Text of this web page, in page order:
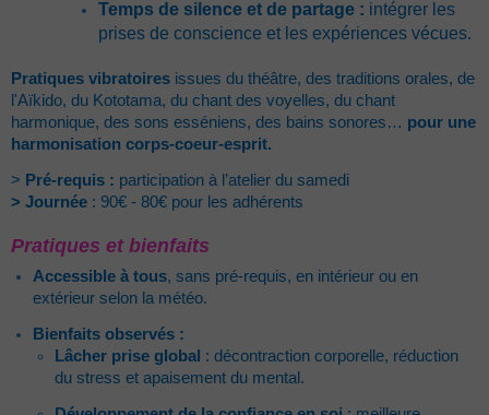
Temps de silence et de partage : intégrer les
prises de conscience et les expériences vécues.
Pratiques vibratoires issues du théâtre, des traditions orales, de
l'Aïkido, du Kototama, du chant des voyelles, du chant
harmonique, des sons esséniens, des bains sonores… pour une
harmonisation corps-coeur-esprit.
> Pré-requis : participation à l’atelier du samedi
> Journée : 90€ - 80€ pour les adhérents
Pratiques et bienfaits
Accessible à tous, sans pré-requis, en intérieur ou en
extérieur selon la météo.
Bienfaits observés :
Lâcher prise global : décontraction corporelle, réduction
du stress et apaisement du mental.